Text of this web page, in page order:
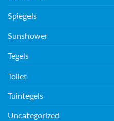
Spiegels
Sunshower
Tegels
Toilet
Tuintegels
Uncategorized